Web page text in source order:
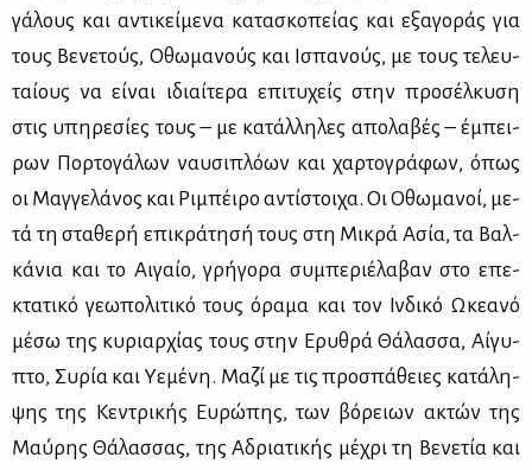
γά­λους και αντι­κεί­με­να κα­τα­σκο­πεί­ας και εξα­γο­ράς για
τους Βε­νε­τούς, Οθω­μα­νούς και Ισπα­νούς, με τους τε­λευ­
ταί­ους να εί­ναι ιδιαί­τε­ρα επι­τυ­χείς στην προ­σέλ­κυ­ση
στις υπη­ρε­σί­ες τους – με κα­τάλ­λη­λες απο­λα­βές – έμπει­
ρων Πορ­το­γά­λων ναυ­σι­πλό­ων και χαρ­το­γρά­φων, όπως
οι Μαγ­γε­λά­νος και Ρι­μπέι­ρο αντί­στοι­χα. Οι Οθω­μα­νοί, με­
τά τη στα­θε­ρή επι­κρά­τη­σή τους στη Μι­κρά Ασία, τα Βαλ­
κά­νια και το Αι­γαίο, γρή­γο­ρα συ­μπε­ριέ­λα­βαν στο επε­
κτα­τι­κό γε­ω­πο­λι­τι­κό τους όρα­μα και τον Ιν­δι­κό Ωκε­α­νό
μέ­σω της κυ­ριαρ­χί­ας τους στην Ερυ­θρά Θά­λασ­σα, Αί­γυ­
πτο, Συ­ρία και Υε­μέ­νη. Μα­ζί με τις προ­σπά­θειες κα­τά­λη­
ψης της Κε­ντρι­κής Ευ­ρώ­πης, των βό­ρειων ακτών της
Μαύ­ρης Θά­λασ­σας, της Αδρια­τι­κής μέ­χρι τη Βε­νε­τία και